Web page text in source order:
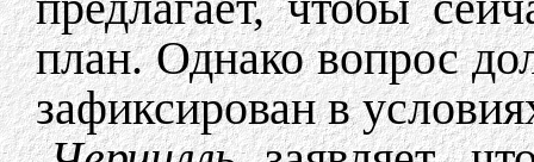
план. Однако вопрос
зафиксирован в